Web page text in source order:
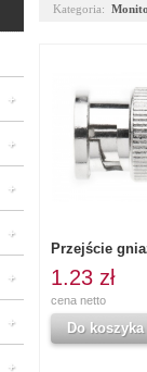
Kategoria:
Przejście
1.23 zł
cena netto
Do koszyka